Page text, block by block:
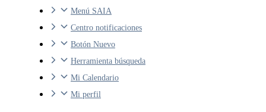
Menú SAIA
Centro notificaciones
Botón Nuevo
Herramienta búsqueda
Mi Calendario
Mi perfil